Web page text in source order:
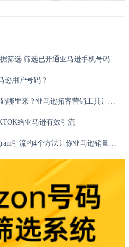
筛选 筛选已开通亚马逊手机号码
逊用户号码？
来？亚马逊拓客营销工具让你轻松获取
给亚马逊有效引流
引流的4个方法让你亚马逊销量暴涨